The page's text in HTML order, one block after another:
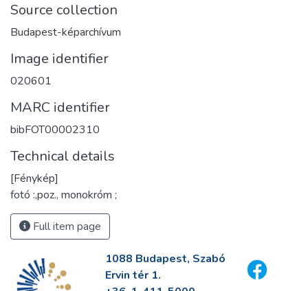
Source collection
Budapest-képarchívum
Image identifier
020601
MARC identifier
bibFOT00002310
Technical details
[Fénykép]
fotó :,poz., monokróm ;
Full item page
1088 Budapest, Szabó
Ervin tér 1.